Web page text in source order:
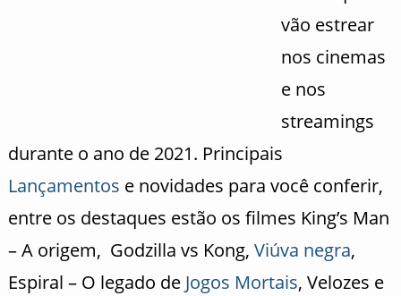
vão estrear
nos cinemas
e nos
streamings
durante o ano de 2021. Principais
Lançamentos e novidades para você conferir,
entre os destaques estão os filmes King’s Man
– A origem, Godzilla vs Kong, Viúva negra,
Espiral – O legado de Jogos Mortais, Velozes e